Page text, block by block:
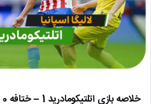
خلاصه بازی اتلتیکومادرید 1 – ختافه 0 | لالیگا اسپانیا